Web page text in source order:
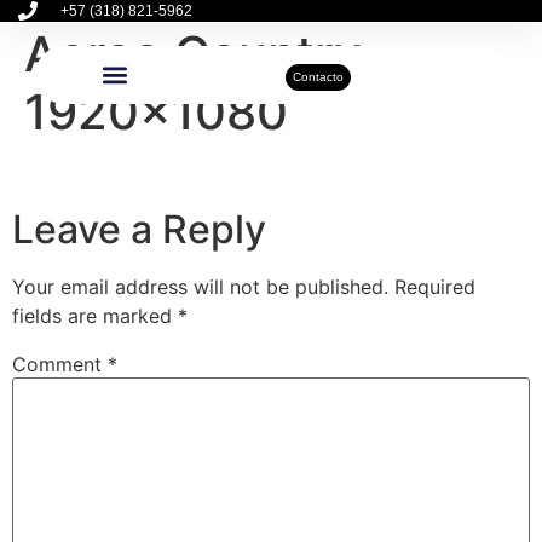
+57 (318) 821-5962
Contacto
Aerea Country
1920×1080
Leave a Reply
Your email address will not be published. Required
fields are marked *
Comment *